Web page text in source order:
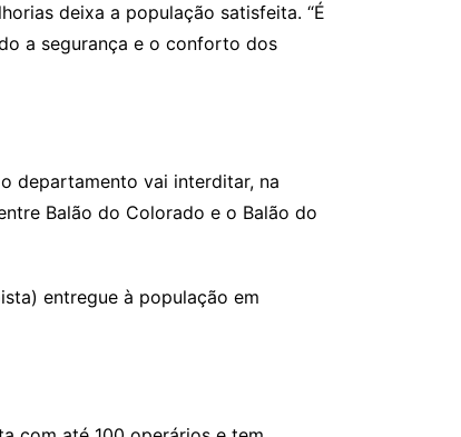
deixa a população satisfeita. “É
a segurança e o conforto dos
departamento vai interditar, na
Balão do Colorado e o Balão do
entregue à população em